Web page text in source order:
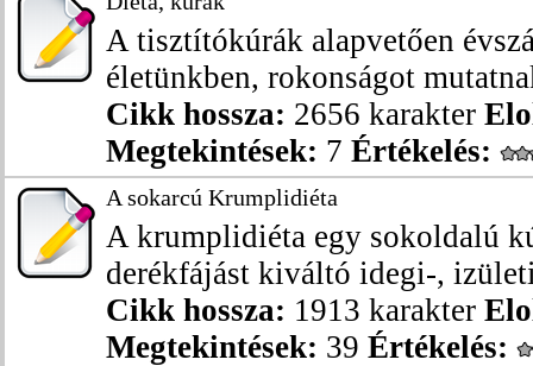
A tisztítókúrák alapvetően
életünkben, rokonságot
Cikk hossza: 2656 karakter
Megtekintések: 7 Értékelés:
A sokarcú Krumplidiéta
A krumplidiéta egy sokoldalú
derékfájást kiváltó idegi-,
Cikk hossza: 1913 karakter
Megtekintések: 39 Értékelés: